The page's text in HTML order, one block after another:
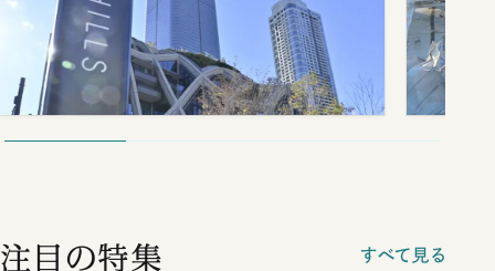
注目の特集 すべて見る